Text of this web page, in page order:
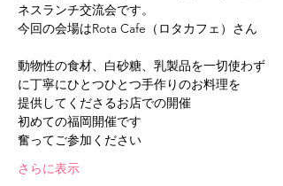
ネスランチ交流会です。
今回の会場はRota Cafe（ロタカフェ）さん
動物性の食材、白砂糖、乳製品を一切使わず
に丁寧にひとつひとつ手作りのお料理を
提供してくださるお店での開催
初めての福岡開催です
奮ってご参加ください
さらに表示